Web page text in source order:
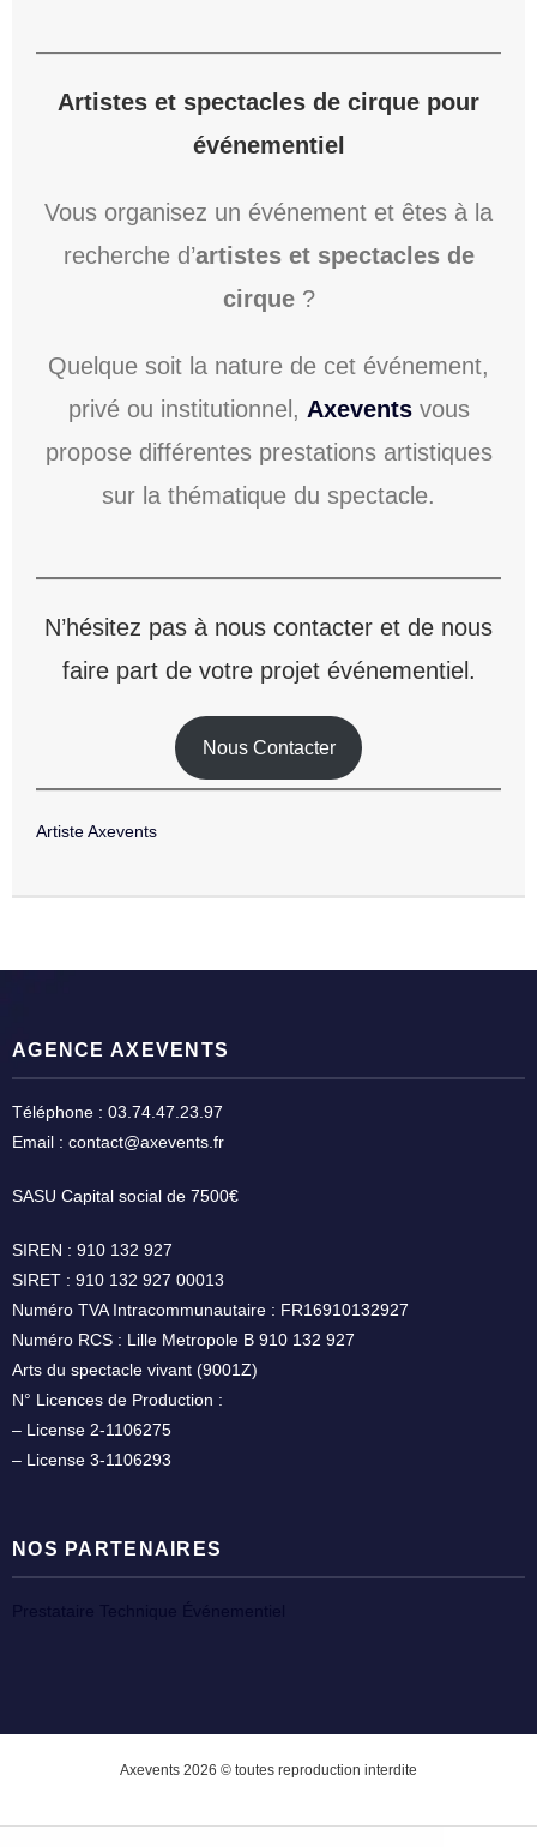
Artistes et spectacles de cirque pour
événementiel
Vous organisez un événement et êtes à la
recherche d’artistes et spectacles de
cirque?
Quelque soit la nature de cet événement,
privé ou institutionnel, Axevents vous
propose différentes prestations artistiques
sur la thématique du spectacle.
N’hésitez pas à nous contacter et de nous
faire part de votre projet événementiel.
Nous Contacter
Artiste Axevents
AGENCE AXEVENTS
Téléphone : 03.74.47.23.97
Email : contact@axevents.fr
SASU Capital social de 7500€
SIREN : 910 132 927
SIRET : 910 132 927 00013
Numéro TVA Intracommunautaire : FR16910132927
Numéro RCS : Lille Metropole B 910 132 927
Arts du spectacle vivant (9001Z)
N° Licences de Production :
– License 2-1106275
– License 3-1106293
NOS PARTENAIRES
Axevents 2026 © toutes reproduction interdite